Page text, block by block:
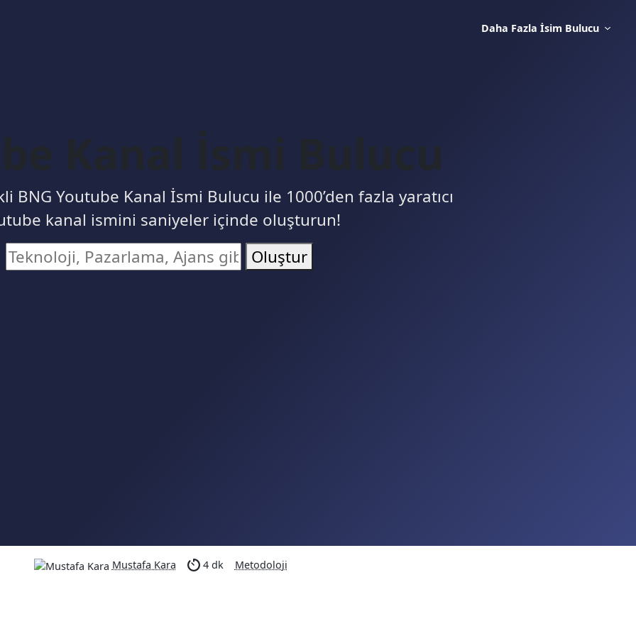
Daha Fazla İsim Bulucu
Kanal İsmi Bulucu
BNG Youtube Kanal İsmi Bulucu ile 1000’den fazla yaratıcı
kanal ismini saniyeler içinde oluşturun!
Oluştur
Mustafa Kara 4 dk Metodoloji